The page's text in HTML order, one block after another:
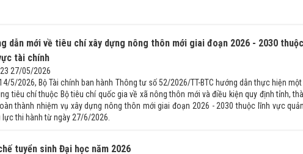
dẫn mới về tiêu chí xây dựng nông thôn mới giai đoạn 2026 - 2030 thuộc
tài chính
27/05/2026
5/2026, Bộ Tài chính ban hành Thông tư số 52/2026/TT-BTC hướng dẫn thực hiện
tiêu chí thuộc Bộ tiêu chí quốc gia về xã nông thôn mới và điều kiện quy định tỉnh,
thành nhiệm vụ xây dựng nông thôn mới giai đoạn 2026 - 2030 thuộc lĩnh vực
thi hành từ ngày 27/6/2026.
tuyển sinh Đại học năm 2026